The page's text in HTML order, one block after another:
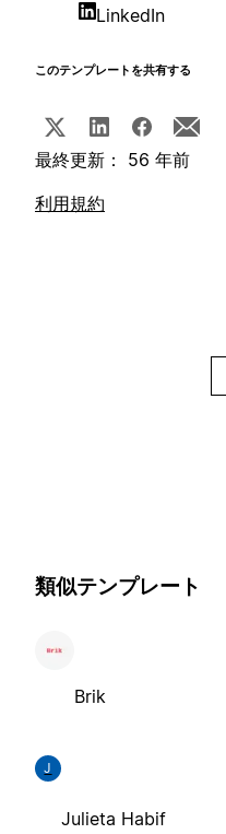
LinkedIn
このテンプレートを共有する
最終更新： 56 年前
利用規約
類似テンプレート
Brik
J
Julieta Habif